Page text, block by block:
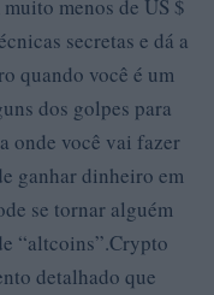
menos de US $
secretas e dá a
quando você é um
dos golpes para
onde você vai fazer
ganhar dinheiro em
se tornar alguém
“altcoins”.Crypto
detalhado que